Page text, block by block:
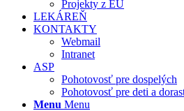
Projekty z EÚ
LEKÁREŇ
KONTAKTY
Webmail
Intranet
ASP
Pohotovosť pre dospelých
Pohotovosť pre deti a
Menu Menu